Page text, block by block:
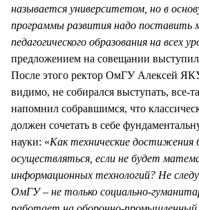
называется университетом, но в
программы развития надо поставить
педагогического образования на всех
предложением на совещании
После этого ректор ОмГУ Алексей
видимо, не собирался выступать, все-
напомнил собравшимся, что
должен сочетать в себе
науки: «Как технические достижения
осуществляться, если не будет
информационных технологий? Не
ОмГУ – не только социально-